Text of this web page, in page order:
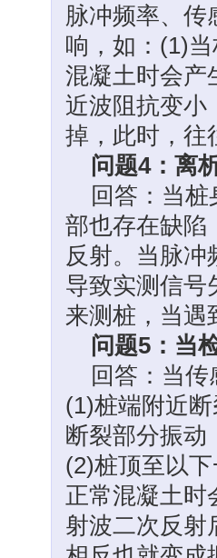
脉冲频率、 传
响，如：(1)
混凝土时会产
近波阻抗变小
掉，此时，往
问题4：离
回答：当
部也存在缺陷
反射。当脉
导致实测信号
来测桩，当遇
问题5：当
回答：当
(1)桩端附近
断裂部分振
(2)桩顶至以
正常混凝土时
射波二次反射